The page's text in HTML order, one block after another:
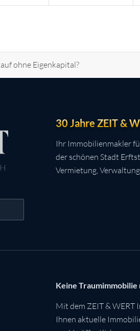
ohne Eigenkapital?
30 Jahre ZEIT &
Ihr Immobilienmakler
der schönen Stadt
Vermietung,
Keine Traumimmobilie
Mit dem ZEIT & WERT
Ihnen aktuelle